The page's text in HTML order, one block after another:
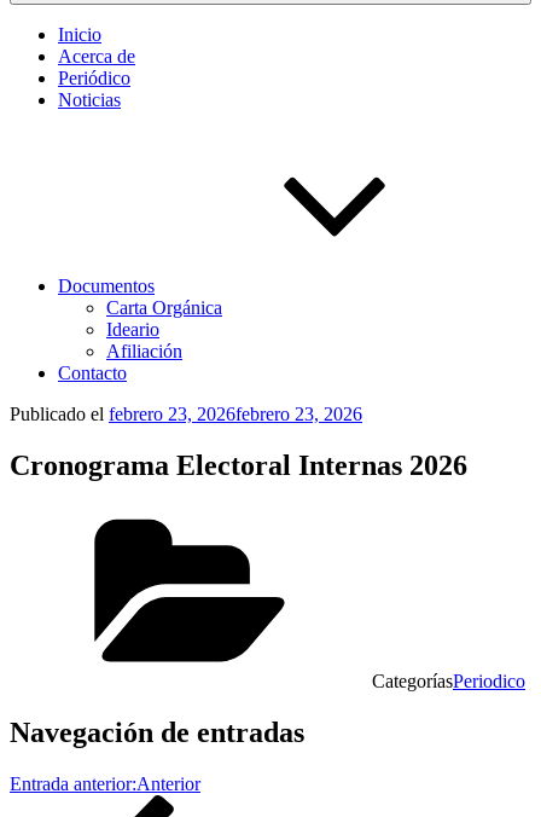
Inicio
Acerca de
Periódico
Noticias
Documentos
Carta Orgánica
Ideario
Afiliación
Contacto
Publicado el febrero 23, 2026febrero 23, 2026
Cronograma Electoral Internas 2026
CategoríasPeriodico
Navegación de entradas
Entrada anterior:Anterior